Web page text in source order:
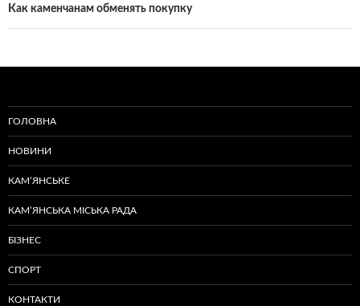
Как каменчанам обменять покупку
ГОЛОВНА
НОВИНИ
КАМ’ЯНСЬКЕ
КАМ’ЯНСЬКА МІСЬКА РАДА
БІЗНЕС
СПОРТ
КОНТАКТИ